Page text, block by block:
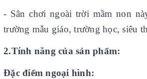
- Sân chơi ngoài trời mầm non
trường mẫu giáo, trường học, siêu
2.Tính năng của sản phẩm:
Đặc điểm ngoại hình: